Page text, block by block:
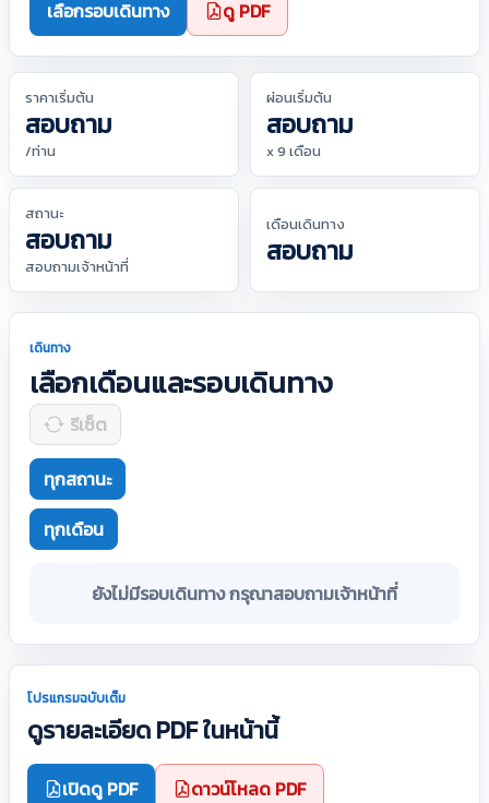
เลือกรอบเดินทาง ดู PDF
ราคาเริ่มต้น
สอบถาม
/ท่าน
ผ่อนเริ่มต้น
สอบถาม
x 9 เดือน
สถานะ
สอบถาม
สอบถามเจ้าหน้าที่
เดือนเดินทาง
สอบถาม
เดินทาง
เลือกเดือนและรอบเดินทาง
รีเซ็ต
ทุกสถานะ
ทุกเดือน
ยังไม่มีรอบเดินทาง กรุณาสอบถามเจ้าหน้าที่
โปรแกรมฉบับเต็ม
ดูรายละเอียด PDF ในหน้านี้
เปิดดู PDF ดาวน์โหลด PDF